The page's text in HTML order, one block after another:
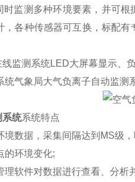
测多种环境要素，并可根
，各种传感器可互换，标配
测系统LED大屏幕显示、
气象局大气负离子自动监测
系统系统特点
据，采集间隔达到MS级，
环境变化;
件对数据进行查看、分析